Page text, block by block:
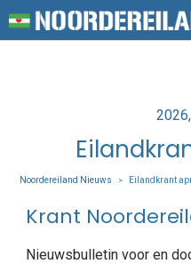
2026
Noordereiland Nieuws > Eilandkrant
Krant
Nieuwsbulletin voor en